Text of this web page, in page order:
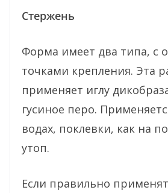
Стержень
Форма имеет два типа, с
точками крепления. Эта
применяет иглу
гусиное перо.
водах, поклевки, как на
утоп.
Если правильно